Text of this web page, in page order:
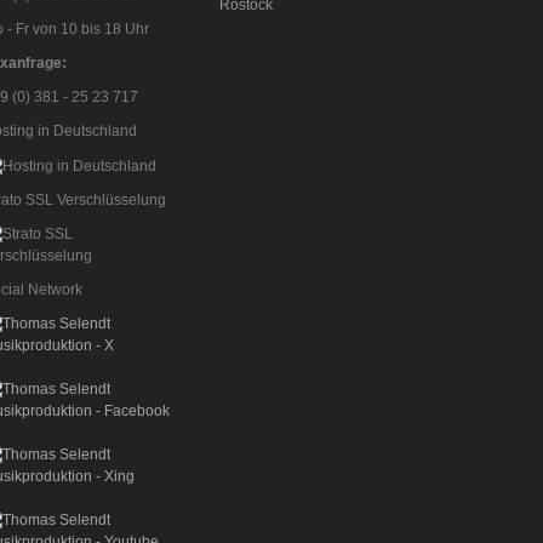
- Fr von 10 bis 18 Uhr
(0) 381 - 25 23 717
in Deutschland
SSL Verschlüsselung
Network